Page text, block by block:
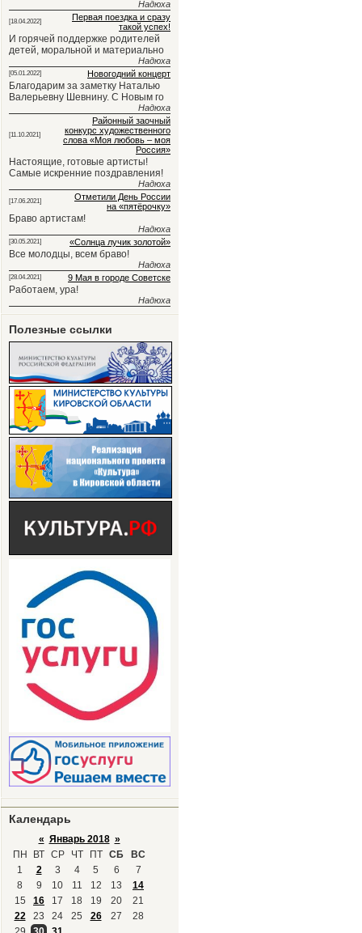
Надюха
[18.04.2022]
Первая поездка и сразу
такой успех!
И горячей поддержке родителей
детей, моральной и материально
Надюха
[05.01.2022] Новогодний концерт
Благодарим за заметку Наталью
Валерьевну Шевнину. С Новым го
Надюха
[11.10.2021]
Районный заочный
конкурс художественного
слова «Моя любовь – моя
Россия»
Настоящие, готовые артисты!
Самые искренние поздравления!
Надюха
[17.06.2021]
Отметили День России
на «пятёрочку»
Браво артистам!
Надюха
[30.05.2021] «Солнца лучик золотой»
Все молодцы, всем браво!
Надюха
[28.04.2021] 9 Мая в городе Советске
Работаем, ура!
Надюха
Полезные ссылки
Календарь
« Январь 2018 »
ПН
ВТ СР ЧТ ПТ СБ
ВС
1
2 3 4 5 6
7
8
9 10 11 12 13
14
15
16 17 18 19 20
21
22
23 24 25 26 27
28